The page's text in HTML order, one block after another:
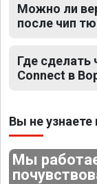
Можно ли
после чип
Где сделать
Connect в
Вы не
Мы